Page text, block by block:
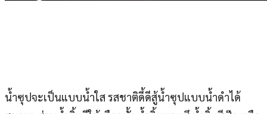
น้ำซุปจะเป็นแบบน้ำใส รสชาติดี้ดีสู้น้ำซุปแบบน้ำดำได้